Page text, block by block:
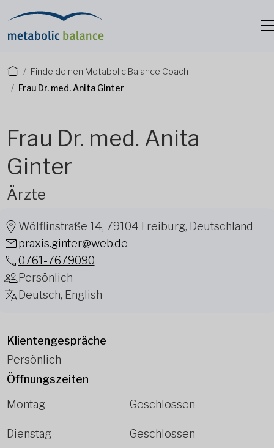
Finde deinen Metabolic Balance Coach
Frau Dr. med. Anita Ginter
Frau Dr. med. Anita
Ginter
Ärzte
Wölflinstraße 14, 79104 Freiburg, Deutschland
praxis.ginter@web.de
0761-7679090
Persönlich
Deutsch, English
Klientengespräche
Persönlich
Öffnungszeiten
Montag
Geschlossen
Dienstag Geschlossen